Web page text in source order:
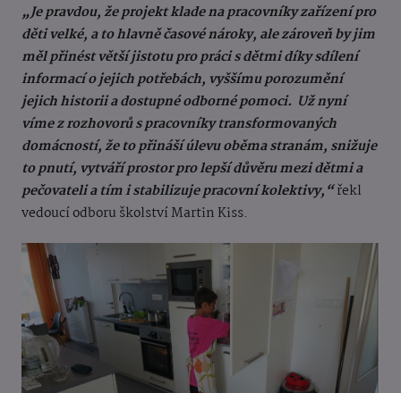
„Je pravdou, že projekt klade na pracovníky zařízení pro
děti velké, a to hlavně časové nároky, ale zároveň by jim
měl přinést větší jistotu pro práci s dětmi díky sdílení
informací o jejich potřebách, vyššímu porozumění
jejich historii a dostupné odborné pomoci. Už nyní
víme z rozhovorů s pracovníky transformovaných
domácností, že to přináší úlevu oběma stranám, snižuje
to pnutí, vytváří prostor pro lepší důvěru mezi dětmi a
pečovateli a tím i stabilizuje pracovní kolektivy,“řekl
vedoucí odboru školství Martin Kiss.